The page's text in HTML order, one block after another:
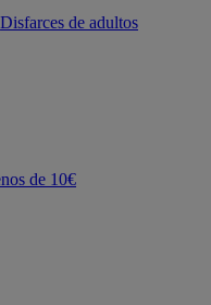
Disfarces de adultos
de 10€